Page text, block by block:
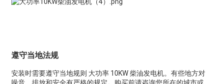
遵守当地法规
安装时需要遵守当地规则 大功率 10KW 柴油发电机。有些地方对